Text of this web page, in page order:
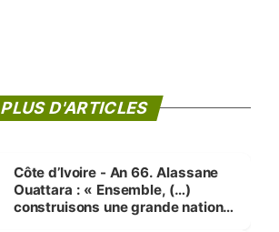
PLUS D'ARTICLES
Côte d’Ivoire - An 66. Alassane
Ouattara : « Ensemble, (…)
construisons une grande nation